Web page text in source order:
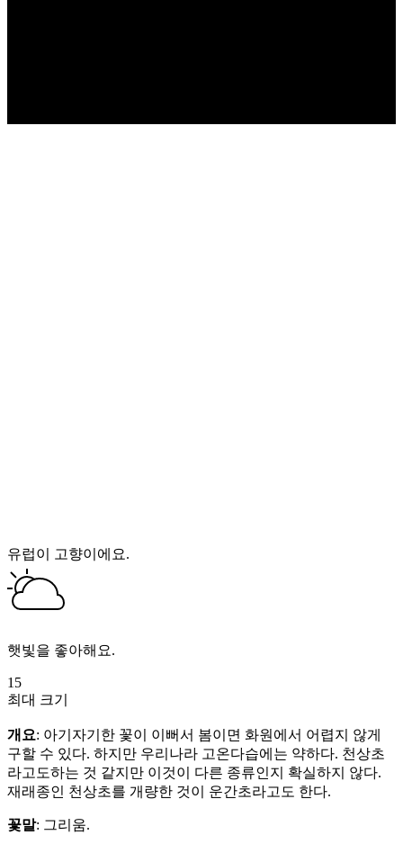
유럽이 고향이에요.
햇빛을 좋아해요.
15
최대 크기
개요: 아기자기한 꽃이 이뻐서 봄이면 화원에서 어렵지 않게
구할 수 있다. 하지만 우리나라 고온다습에는 약하다. 천상초
라고도하는 것 같지만 이것이 다른 종류인지 확실하지 않다.
재래종인 천상초를 개량한 것이 운간초라고도 한다.
꽃말: 그리움.